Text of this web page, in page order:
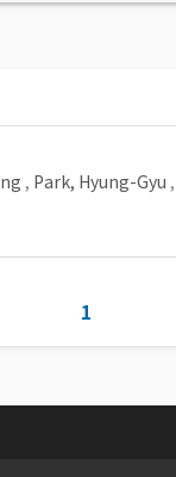
, Park, Hyung-Gyu ,
1